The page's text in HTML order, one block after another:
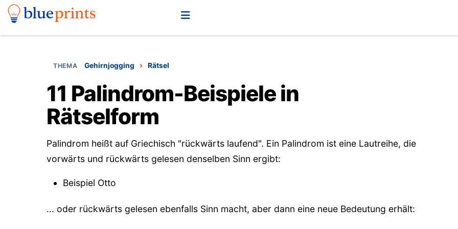
Gehirnjogging › Rätsel
11 Palindrom-Beispiele in
Rätselform
Palindrom heißt auf Griechisch "rückwärts laufend". Ein Palindrom ist eine Lautreihe, die
vorwärts und rückwärts gelesen denselben Sinn ergibt:
Beispiel Otto
... oder rückwärts gelesen ebenfalls Sinn macht, aber dann eine neue Bedeutung erhält: